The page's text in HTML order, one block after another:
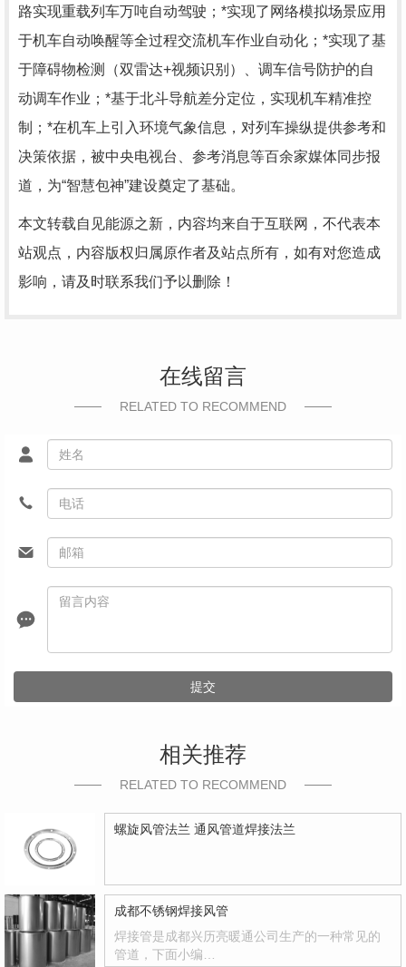
路实现重载列车万吨自动驾驶；*实现了网络模拟场景应用
于机车自动唤醒等全过程交流机车作业自动化；*实现了基
于障碍物检测（双雷达+视频识别）、调车信号防护的自
动调车作业；*基于北斗导航差分定位，实现机车精准控
制；*在机车上引入环境气象信息，对列车操纵提供参考和
决策依据，被中央电视台、参考消息等百余家媒体同步报
道，为“智慧包神”建设奠定了基础。
本文转载自见能源之新，内容均来自于互联网，不代表本
站观点，内容版权归属原作者及站点所有，如有对您造成
影响，请及时联系我们予以删除！
在线留言
RELATED TO RECOMMEND
提交
相关推荐
RELATED TO RECOMMEND
螺旋风管法兰 通风管道焊接法兰
成都不锈钢焊接风管
焊接管是成都兴历亮暖通公司生产的一种常见的
管道，下面小编…